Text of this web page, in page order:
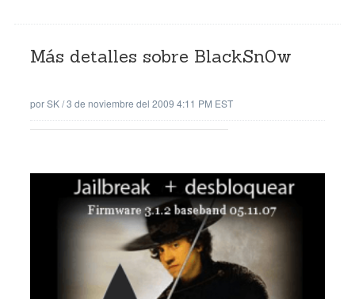
Más detalles sobre BlackSn0w
porSK/3 de noviembre del 2009 4:11 PM EST